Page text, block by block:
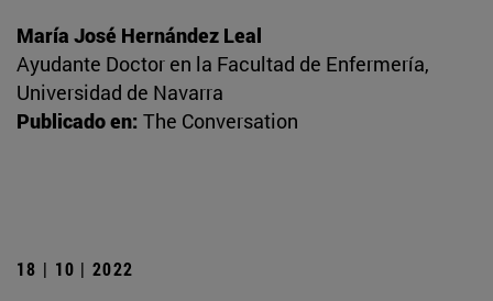
María José Hernández Leal
Ayudante Doctor en la Facultad de Enfermería,
Universidad de Navarra
Publicado en: The Conversation
18 | 10 | 2022